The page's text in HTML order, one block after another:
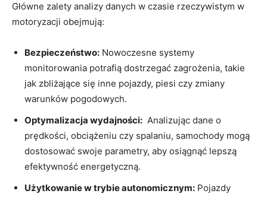
Główne ⁢zalety analizy danych w czasie rzeczywistym‌ w
motoryzacji obejmują:
Bezpieczeństwo: Nowoczesne‍ systemy
monitorowania potrafią dostrzegać zagrożenia,‍ takie
jak zbliżające się inne pojazdy, ⁢piesi⁣ czy zmiany
warunków pogodowych.
Optymalizacja wydajności: ‌ Analizując dane o⁤
prędkości,​ obciążeniu czy spalaniu, samochody ​mogą
dostosować ​swoje⁢ parametry, ​aby osiągnąć lepszą
efektywność ⁤energetyczną.
Użytkowanie w ⁣trybie autonomicznym: Pojazdy⁤